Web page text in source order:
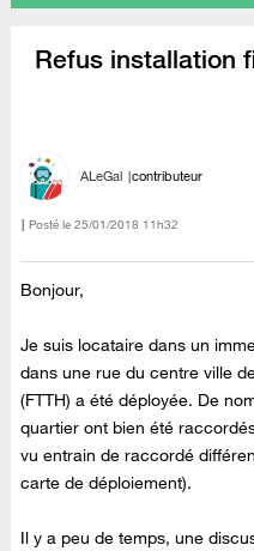
Refus installation
ALeGal contributeur
Posté le ‎25/01/2018 11h32
Bonjour,
Je suis locataire dans un
dans une rue du centre ville
(FTTH) a été déployée. De
quartier ont bien été
vu entrain de raccordé
carte de déploiement).
Il y a peu de temps, une